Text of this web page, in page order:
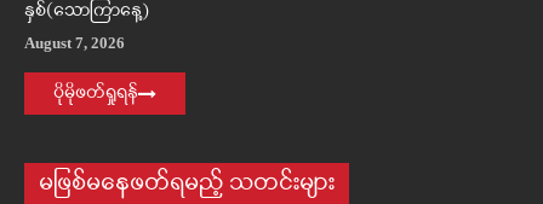
နှစ်(သောကြာနေ့)
August 7, 2026
ပိုမိုဖတ်ရှုရန်
မဖြစ်မနေဖတ်ရမည့် သတင်းများ